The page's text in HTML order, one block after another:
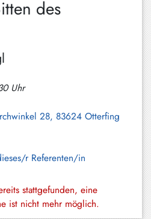
des
Uhr
28, 83624 Otterfing
r Referenten/in
stattgefunden, eine
ist nicht mehr möglich.